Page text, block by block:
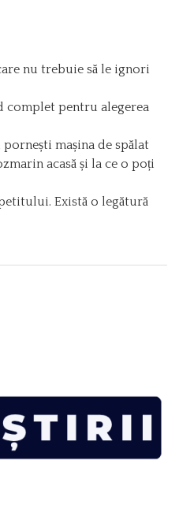
nu trebuie să le ignori
complet pentru alegerea
pornești mașina de spălat
acasă și la ce o poți
Există o legătură